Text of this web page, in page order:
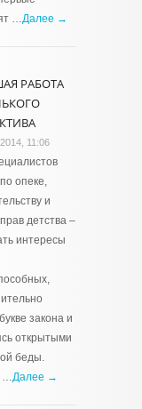
…Далее →
РАБОТА
11:06
опеке,
и
детства –
интересы
закона и
открытыми
беды.
…Далее →